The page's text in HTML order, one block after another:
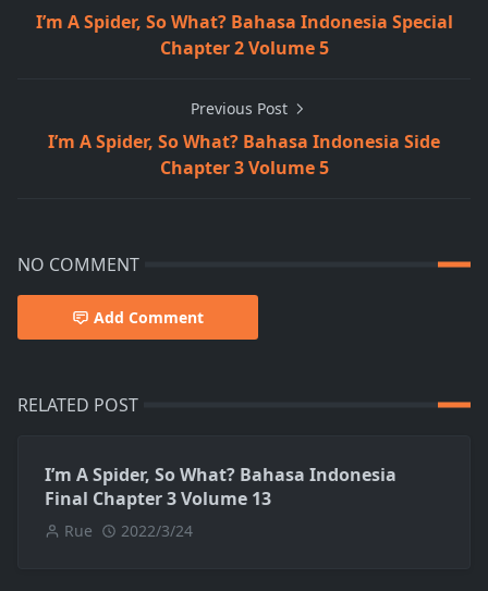
I’m A Spider, So What? Bahasa Indonesia Special
Chapter 2 Volume 5
Previous Post
I’m A Spider, So What? Bahasa Indonesia Side
Chapter 3 Volume 5
NO COMMENT
Add Comment
RELATED POST
I’m A Spider, So What? Bahasa Indonesia
Final Chapter 3 Volume 13
Rue 2022/3/24